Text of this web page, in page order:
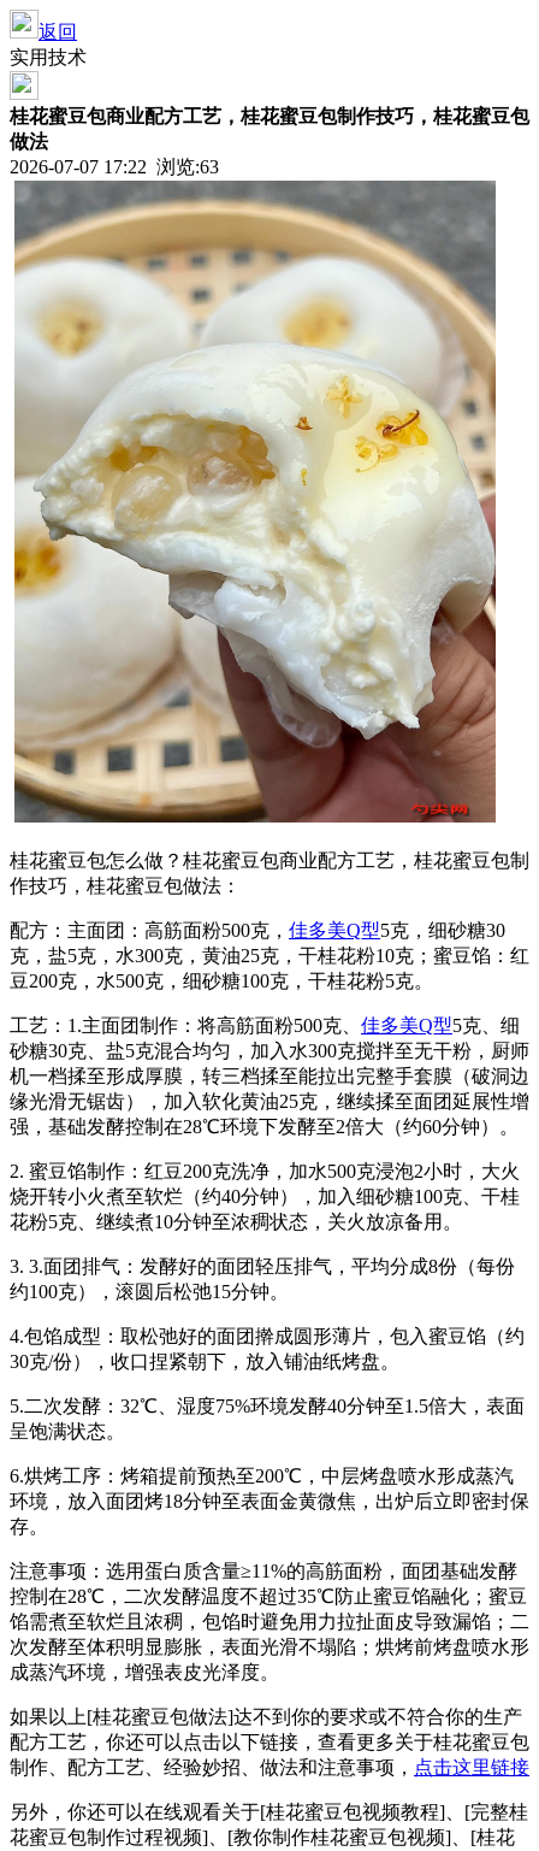
返回
实用技术
桂花蜜豆包商业配方工艺，桂花蜜豆包制作技巧，桂花蜜豆包
做法
2026-07-07 17:22 浏览:63
桂花蜜豆包怎么做？桂花蜜豆包商业配方工艺，桂花蜜豆包制
作技巧，桂花蜜豆包做法：
配方：主面团：高筋面粉500克， 佳多美Q型5克，细砂糖30
克，盐5克，水300克，黄油25克，干桂花粉10克；蜜豆馅：红
豆200克，水500克，细砂糖100克，干桂花粉5克。
工艺：1.主面团制作：将高筋面粉500克、 佳多美Q型5克、细
砂糖30克、盐5克混合均匀，加入水300克搅拌至无干粉，厨师
机一档揉至形成厚膜，转三档揉至能拉出完整手套膜（破洞边
缘光滑无锯齿），加入软化黄油25克，继续揉至面团延展性增
强，基础发酵控制在28℃环境下发酵至2倍大（约60分钟）。
2. 蜜豆馅制作：红豆200克洗净，加水500克浸泡2小时，大火
烧开转小火煮至软烂（约40分钟），加入细砂糖100克、干桂
花粉5克、继续煮10分钟至浓稠状态，关火放凉备用。
3. 3.面团排气：发酵好的面团轻压排气，平均分成8份（每份
约100克），滚圆后松弛15分钟。
4.包馅成型：取松弛好的面团擀成圆形薄片，包入蜜豆馅（约
30克/份），收口捏紧朝下，放入铺油纸烤盘。
5.二次发酵：32℃、湿度75%环境发酵40分钟至1.5倍大，表面
呈饱满状态。
6.烘烤工序：烤箱提前预热至200℃，中层烤盘喷水形成蒸汽
环境，放入面团烤18分钟至表面金黄微焦，出炉后立即密封保
存。
注意事项：选用蛋白质含量≥11%的高筋面粉，面团基础发酵
控制在28℃，二次发酵温度不超过35℃防止蜜豆馅融化；蜜豆
馅需煮至软烂且浓稠，包馅时避免用力拉扯面皮导致漏馅；二
次发酵至体积明显膨胀，表面光滑不塌陷；烘烤前烤盘喷水形
成蒸汽环境，增强表皮光泽度。
如果以上[桂花蜜豆包做法]达不到你的要求或不符合你的生产
配方工艺，你还可以点击以下链接，查看更多关于桂花蜜豆包
制作、配方工艺、经验妙招、做法和注意事项， 点击这里链接
另外，你还可以在线观看关于[桂花蜜豆包视频教程]、[完整桂
花蜜豆包制作过程视频]、[教你制作桂花蜜豆包视频]、[桂花